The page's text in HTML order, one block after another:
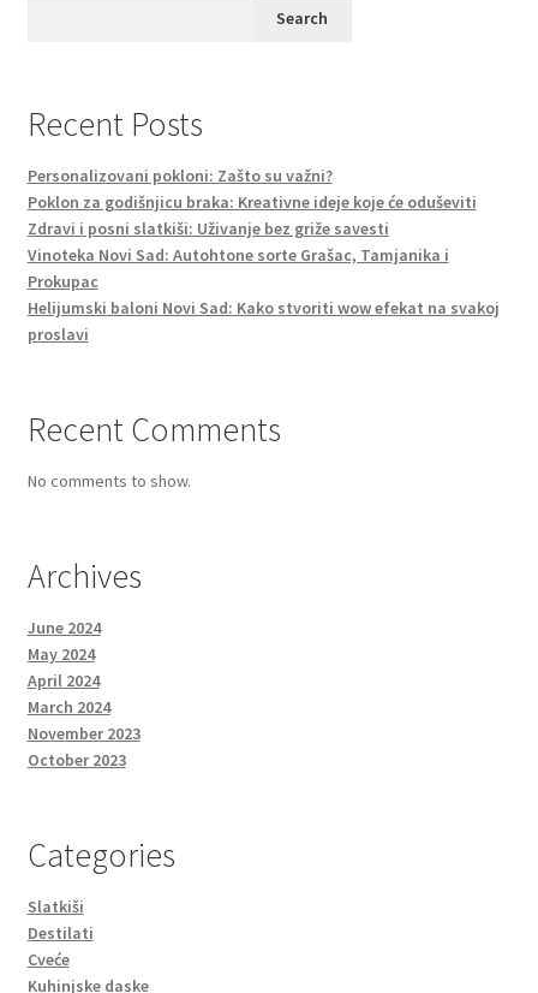
Search
Recent Posts
Personalizovani pokloni: Zašto su važni?
Poklon za godišnjicu braka: Kreativne ideje koje će oduševiti
Zdravi i posni slatkiši: Uživanje bez griže savesti
Vinoteka Novi Sad: Autohtone sorte Grašac, Tamjanika i
Prokupac
Helijumski baloni Novi Sad: Kako stvoriti wow efekat na svakoj
proslavi
Recent Comments
No comments to show.
Archives
June 2024
May 2024
April 2024
March 2024
November 2023
October 2023
Categories
Slatkiši
Destilati
Cveće
Kuhinjske daske